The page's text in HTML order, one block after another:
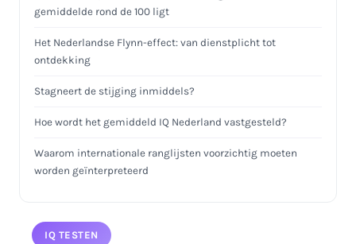
gemiddelde rond de 100 ligt
Het Nederlandse Flynn-effect: van dienstplicht tot
ontdekking
Stagneert de stijging inmiddels?
Hoe wordt het gemiddeld IQ Nederland vastgesteld?
Waarom internationale ranglijsten voorzichtig moeten
worden geïnterpreteerd
Conclusie
IQ TESTEN